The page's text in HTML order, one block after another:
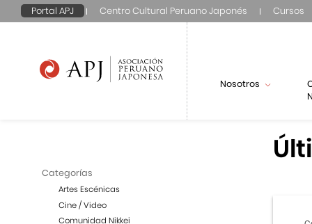
Portal APJ Centro Cultural Peruano Japonés Cursos
Nosotros
Categorías
Artes Escénicas
Cine / Video
Comunidad Nikkei